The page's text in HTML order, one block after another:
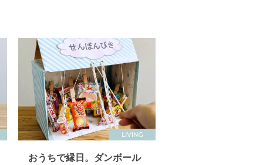
おうちで縁日。ダンボール